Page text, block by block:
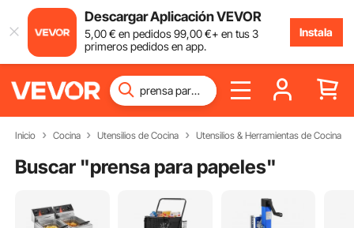
Descargar Aplicación VEVOR
5,00€ en pedidos99,00€+ en tus 3
primeros pedidos en app.
Instala
Inicio Cocina Utensilios de Cocina Utensilios & Herramientas de Cocina
Buscar "prensa para papeles"